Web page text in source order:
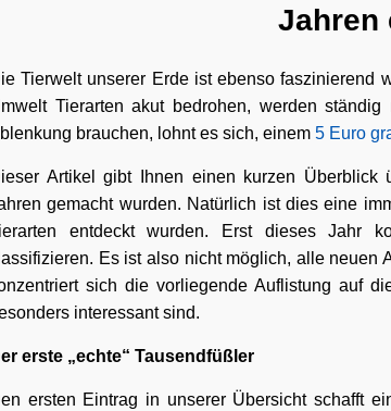
Jahren
Tierwelt unserer Erde ist ebenso faszinierend
Tierarten akut bedrohen, werden
brauchen, lohnt es sich, einem 5 Euro
Artikel gibt Ihnen einen kurzen
gemacht wurden. Natürlich ist dies eine
entdeckt wurden. Erst dieses Jahr
Es ist also nicht möglich, alle neuen
sich die vorliegende Auflistung auf
interessant sind.
erste „echte“ Tausendfüßler
ersten Eintrag in unserer Übersicht schafft